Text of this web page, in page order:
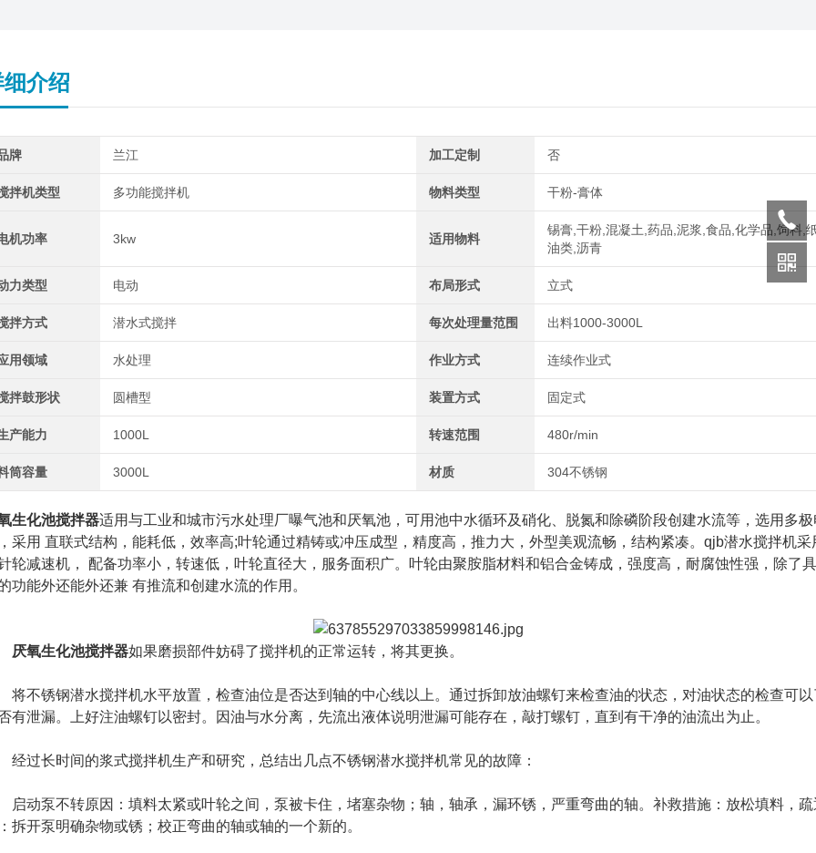
介绍
牌 兰江 加工定制 否
拌机类型 多功能搅拌机 物料类型 干粉-膏体
机功率 3kw 适用物料
锡膏,干粉,混凝土,药品,泥浆,食品,化学品,饲料,
油类,沥青
力类型 电动 布局形式 立式
拌方式 潜水式搅拌 每次处理量范围 出料1000-3000L
用领域 水处理 作业方式 连续作业式
拌鼓形状 圆槽型 装置方式 固定式
产能力 1000L 转速范围 480r/min
筒容量 3000L 材质 304不锈钢
生化池搅拌器适用与工业和城市污水处理厂曝气池和厌氧池，可用池中水循环及硝化、脱氮和除磷阶段创建水流等，选用多极
采用 直联式结构，能耗低，效率高;叶轮通过精铸或冲压成型，精度高，推力大，外型美观流畅，结构紧凑。qjb潜水搅拌机采
轮减速机， 配备功率小，转速低，叶轮直径大，服务面积广。叶轮由聚胺脂材料和铝合金铸成，强度高，耐腐蚀性强，除了
功能外还能外还兼 有推流和创建水流的作用。
厌氧生化池搅拌器如果磨损部件妨碍了搅拌机的正常运转，将其更换。
锈钢潜水搅拌机水平放置，检查油位是否达到轴的中心线以上。通过拆卸放油螺钉来检查油的状态，对油状态的检查可以
有泄漏。上好注油螺钉以密封。因油与水分离，先流出液体说明泄漏可能存在，敲打螺钉，直到有干净的油流出为止。
长时间的浆式搅拌机生产和研究，总结出几点不锈钢潜水搅拌机常见的故障：
泵不转原因：填料太紧或叶轮之间，泵被卡住，堵塞杂物；轴，轴承，漏环锈，严重弯曲的轴。补救措施：放松填料，疏
拆开泵明确杂物或锈；校正弯曲的轴或轴的一个新的。